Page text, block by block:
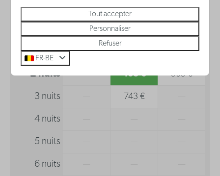
sam
8 août
dim
9 août
lun
1 nuit — 238 € 281 €
2 nuits — 468 € 505 €
3 nuits 743 €
4 nuits
5 nuits
6 nuits
Tout accepter
Personnaliser
Refuser
FR-BE